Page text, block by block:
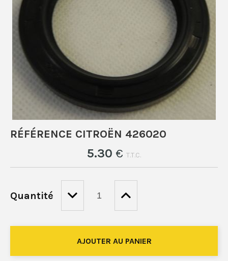
RÉFÉRENCE CITROËN 426020
5.30 € T.T.C.
Quantité